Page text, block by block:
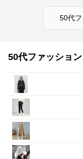
50代
50代ファッショ